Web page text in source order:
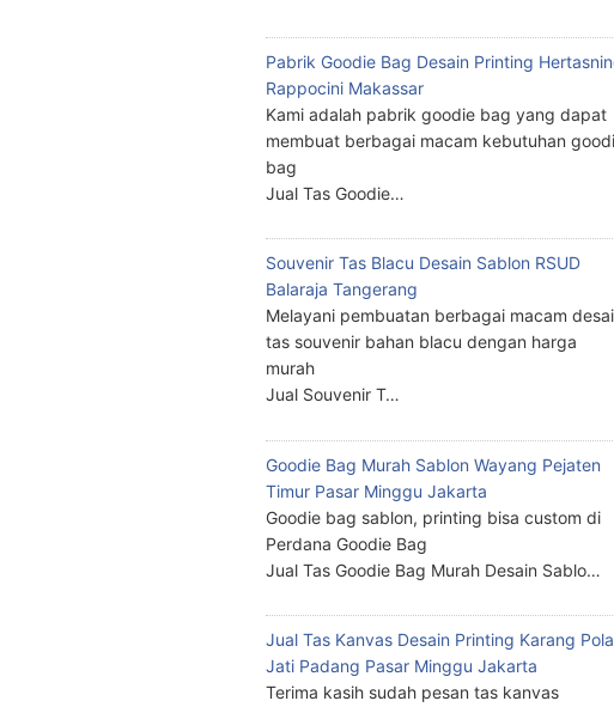
Pabrik Goodie Bag Desain Printing
Rappocini Makassar
Kami adalah pabrik goodie bag yang dapat
membuat berbagai macam kebutuhan
bag
Jual Tas Goodie…
Souvenir Tas Blacu Desain Sablon RSUD
Balaraja Tangerang
Melayani pembuatan berbagai macam
tas souvenir bahan blacu dengan harga
murah
Jual Souvenir T…
Goodie Bag Murah Sablon Wayang Pejaten
Timur Pasar Minggu Jakarta
Goodie bag sablon, printing bisa custom di
Perdana Goodie Bag
Jual Tas Goodie Bag Murah Desain Sablo…
Jual Tas Kanvas Desain Printing Karang Pola
Jati Padang Pasar Minggu Jakarta
Terima kasih sudah pesan tas kanvas